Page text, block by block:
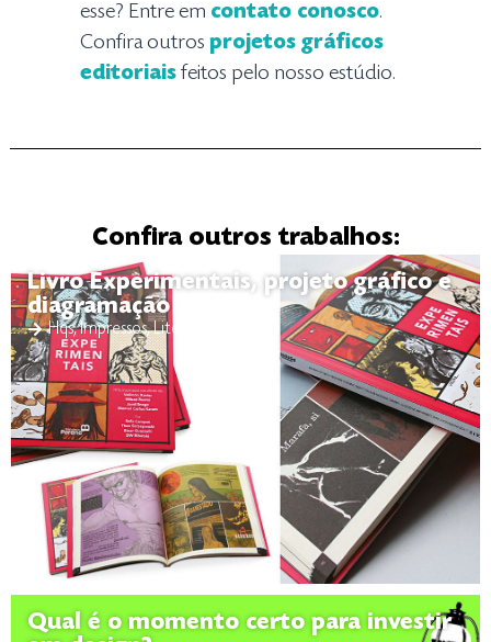
esse? Entre em contato conosco.
Confira outrosprojetos gráficos
editoriais feitos pelo nosso estúdio.
Confira outros trabalhos:
Livro Experimentais, projeto gráfico e
diagramação
Hqs,Impressos,Literatura
Qual é o momento certo para investir